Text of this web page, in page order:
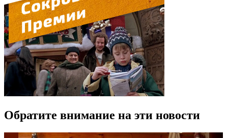
Обратите внимание на эти новости